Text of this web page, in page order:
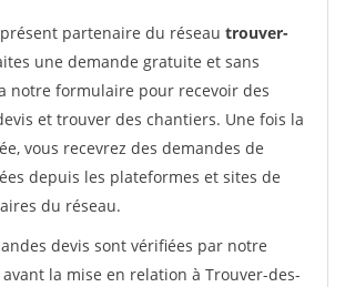
partenaire du réseau trouver-
une demande gratuite et sans
notre formulaire pour recevoir des
et trouver des chantiers. Une fois la
vous recevrez des demandes de
depuis les plateformes et sites de
du réseau.
devis sont vérifiées par notre
la mise en relation à Trouver-des-